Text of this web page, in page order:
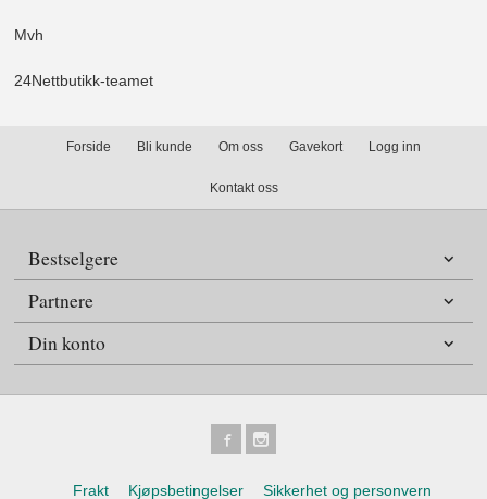
Mvh
24Nettbutikk-teamet
Forside Bli kunde Om oss Gavekort Logg inn
Kontakt oss
Bestselgere
Partnere
Din konto
Frakt Kjøpsbetingelser Sikkerhet og personvern